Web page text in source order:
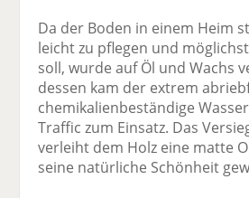
Da der Boden in einem Heim
leicht zu pflegen und
soll, wurde auf Öl und Wachs
dessen kam der extrem
chemikalienbeständige
Traffic zum Einsatz. Das
verleiht dem Holz eine matte
seine natürliche Schönheit